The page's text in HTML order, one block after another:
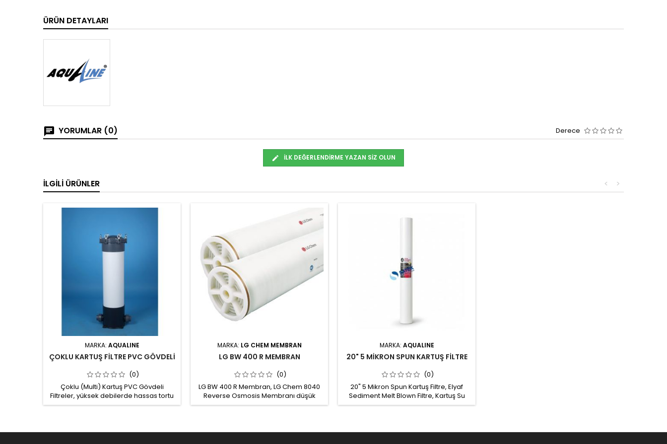
ÜRÜN DETAYLARI
YORUMLAR (0) Derece
İLK DEĞERLENDIRME YAZAN SIZ OLUN
İLGILI ÜRÜNLER >
<
MARKA: AQUALINE
ÇOKLU KARTUŞ FİLTRE PVC GÖVDELİ
(0)
Çoklu (Multi) Kartuş PVC Gövdeli
Filtreler, yüksek debilerde hassas tortu
filtresi olarak kullanılır. PVC
1 - 5 - 10 - 20 mikron hassasiyetinde
MARKA: LG CHEM MEMBRAN
LG BW 400 R MEMBRAN
(0)
LG BW 400 R Membran, LG Chem 8040
Reverse Osmosis Membranı düşük
enerji tüketimi ve yüksek üretim
zarın geçirgenliğini önemli ölçüde
MARKA: AQUALINE
20" 5 MİKRON SPUN KARTUŞ FİLTRE
(0)
20" 5 Mikron Spun Kartuş Filtre, Elyaf
Sediment Melt Blown Filtre, Kartuş Su
Filtresi Spun kartuş sediment filtre, su
Boy: 20" Gözenek çapı: 5 mikron